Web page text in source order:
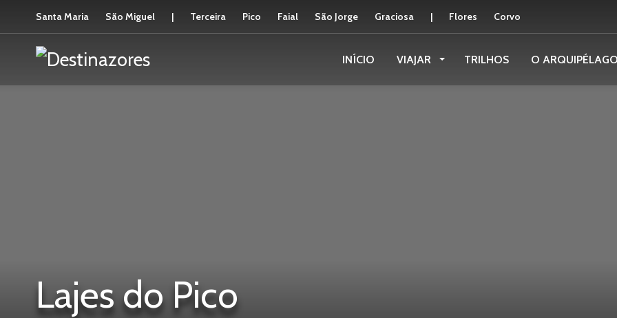
Santa Maria São Miguel | Terceira Pico Faial São Jorge Graciosa | Flores Corvo
INÍCIO VIAJAR TRILHOS O
Lajes do Pico